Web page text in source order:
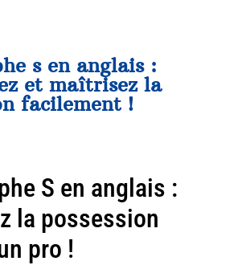
s en anglais :
et maîtrisez la
facilement !
S en anglais :
la possession
pro !